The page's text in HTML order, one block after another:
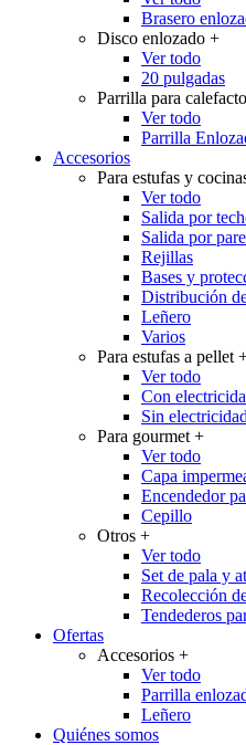
Brasero
Disco enlozado +
Ver todo
20 pulgadas
Parrilla para
Ver todo
Parrilla
Accesorios
Para estufas y
Ver todo
Salida por
Salida por
Rejillas
Bases y
Distribución
Leñero
Varios
Para estufas a pellet
Ver todo
Con
Sin electricidad
Para gourmet +
Ver todo
Capa
Encendedor
Cepillo
Otros +
Ver todo
Set de pala y
Recolección
Tendederos
Ofertas
Accesorios +
Ver todo
Parrilla
Leñero
Quiénes somos